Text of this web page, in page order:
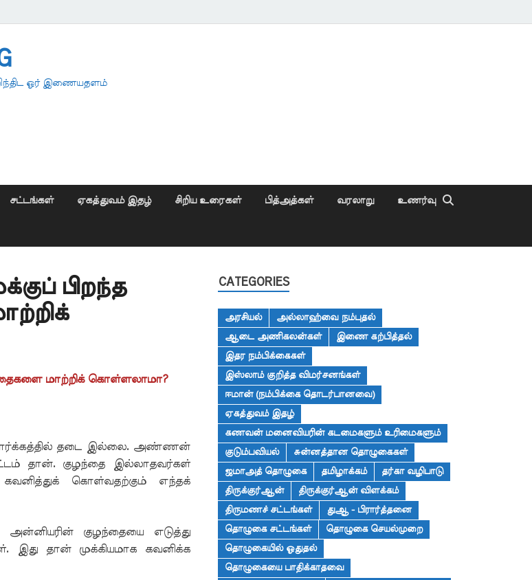
ஓர் இணையதளம்
சட்டங்கள் ஏகத்துவம் இதழ் சிறிய உரைகள் பித்அத்கள் வரலாறு உணர்வு
பிறந்த
மாற்றிக் கொள்ளலாமா?
மார்க்கத்தில் தடை இல்லை. அண்ணன்
தான். குழந்தை இல்லாதவர்கள்
கொள்வதற்கும் எந்தக்
குழந்தையை எடுத்து
தான் முக்கியமாக கவனிக்க
CATEGORIES
அரசியல்
அல்லாஹ்வை நம்புதல்
ஆடை அணிகலன்கள்
இணை கற்பித்தல்
இதர நம்பிக்கைகள்
இஸ்லாம் குறித்த விமர்சனங்கள்
ஈமான் (நம்பிக்கை தொடர்பானவை)
ஏகத்துவம் இதழ்
கணவன் மனைவியரின் கடமைகளும் உரிமைகளும்
குடும்பவியல்
சுன்னத்தான தொழுகைகள்
ஜமாஅத் தொழுகை
தமிழாக்கம்
தர்கா வழிபாடு
திருக்குர்ஆன்
திருக்குர்ஆன் விளக்கம்
திருமணச் சட்டங்கள்
துஆ - பிரார்த்தனை
தொழுகை சட்டங்கள்
தொழுகை செயல்முறை
தொழுகையில் ஓதுதல்
தொழுகையை பாதிக்காதவை